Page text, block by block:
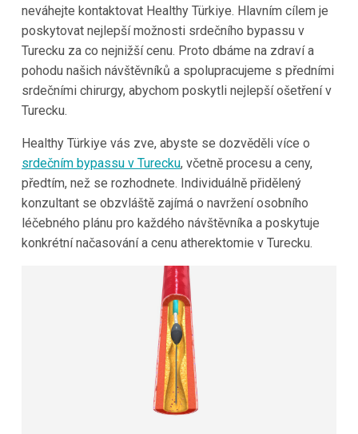
neváhejte kontaktovat Healthy Türkiye. Hlavním cílem je
poskytovat nejlepší možnosti srdečního bypassu v
Turecku za co nejnižší cenu. Proto dbáme na zdraví a
pohodu našich návštěvníků a spolupracujeme s předními
srdečními chirurgy, abychom poskytli nejlepší ošetření v
Turecku.
Healthy Türkiye vás zve, abyste se dozvěděli více o
srdečním bypassu v Turecku, včetně procesu a ceny,
předtím, než se rozhodnete. Individuálně přidělený
konzultant se obzvláště zajímá o navržení osobního
léčebného plánu pro každého návštěvníka a poskytuje
konkrétní načasování a cenu atherektomie v Turecku.